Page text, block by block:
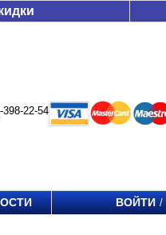
398-22-54
ВОЙТИ /